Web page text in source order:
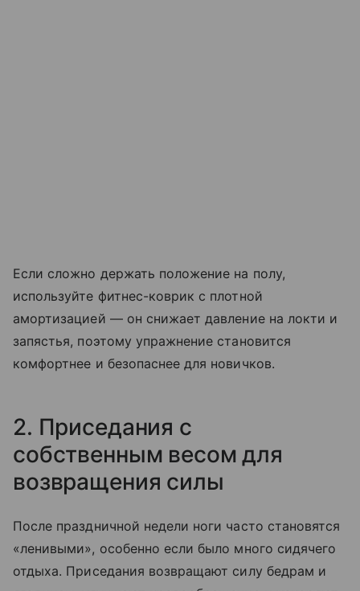
Если сложно держать положение на полу,
используйте фитнес-коврик с плотной
амортизацией — он снижает давление на локти и
запястья, поэтому упражнение становится
комфортнее и безопаснее для новичков.
2. Приседания с
собственным весом для
возвращения силы
После праздничной недели ноги часто становятся
«ленивыми», особенно если было много сидячего
отдыха. Приседания возвращают силу бедрам и